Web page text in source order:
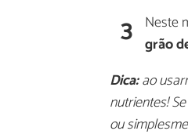
3 Neste
grão
Dica:ao
nutrientes!
ou